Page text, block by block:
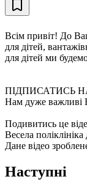
Всім привіт! До
для дітей,
для дітей ми
ПІДПИСАТИСЬ НА
Нам дуже важливі
Подивитись це
Весела
Дане відео
Наступні